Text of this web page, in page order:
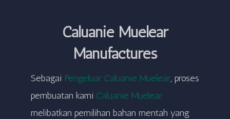
Caluanie Muelear
Manufactures
Sebagai Pengeluar Caluanie Muelear, proses
pembuatan kami Caluanie Muelear
melibatkan pemilihan bahan mentah yang